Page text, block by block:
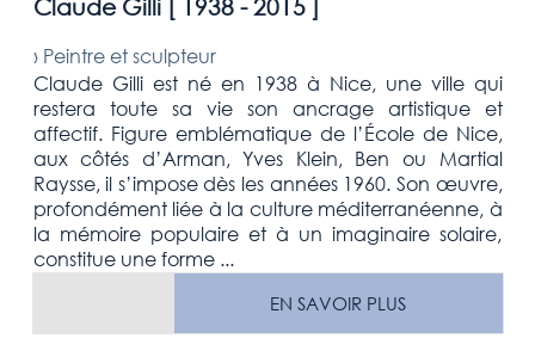
Claude Gilli [ 1938 - 2015]
› Peintre et sculpteur
Claude Gilli est né en 1938 à Nice, une ville qui
restera toute sa vie son ancrage artistique et
affectif. Figure emblématique de l’École de Nice,
aux côtés d’Arman, Yves Klein, Ben ou Martial
Raysse, il s’impose dès les années 1960. Son œuvre,
profondément liée à la culture méditerranéenne, à
la mémoire populaire et à un imaginaire solaire,
constitue une forme ...
EN SAVOIR PLUS